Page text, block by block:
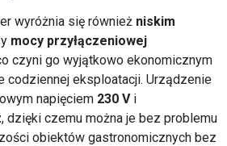
wyróżnia się również niskim
mocy przyłączeniowej
czyni go wyjątkowo ekonomicznym
codziennej eksploatacji. Urządzenie
napięciem 230 Vi
, dzięki czemu można je bez problemu
obiektów gastronomicznych bez